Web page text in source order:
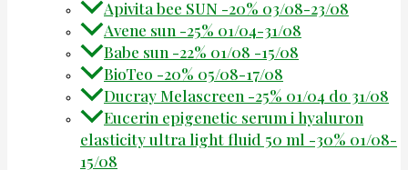
Apivita bee SUN -20% 03/08-23/08
Avene sun -25% 01/04-31/08
Babe sun -22% 01/08 -15/08
BioTeo -20% 05/08-17/08
Ducray Melascreen -25% 01/04 do 31/08
Eucerin epigenetic serum i hyaluron
elasticity ultra light fluid 50 ml -30% 01/08-
15/08